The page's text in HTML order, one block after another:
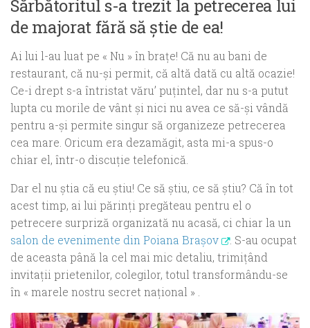
Sărbătoritul s-a trezit la petrecerea lui
de majorat fără să ştie de ea!
Ai lui l-au luat pe « Nu » în braţe! Că nu au bani de
restaurant, că nu-şi permit, că altă dată cu altă ocazie!
Ce-i drept s-a întristat văru’ puţintel, dar nu s-a putut
lupta cu morile de vânt şi nici nu avea ce să-şi vândă
pentru a-şi permite singur să organizeze petrecerea
cea mare. Oricum era dezamăgit, asta mi-a spus-o
chiar el, într-o discuţie telefonică.
Dar el nu ştia că eu ştiu! Ce să ştiu, ce să ştiu? Că în tot
acest timp, ai lui părinţi pregăteau pentru el o
petrecere surpriză organizată nu acasă, ci chiar la un
salon de evenimente din Poiana Braşov
. S-au ocupat
de aceasta până la cel mai mic detaliu, trimiţând
invitaţii prietenilor, colegilor, totul transformându-se
în « marele nostru secret naţional » .